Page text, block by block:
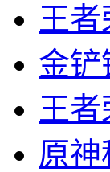
王
金铲
王
原